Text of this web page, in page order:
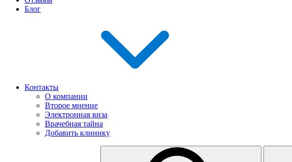
Блог
Контакты
О компании
Второе мнение
Электронная виза
Врачебная тайна
Добавить клинику